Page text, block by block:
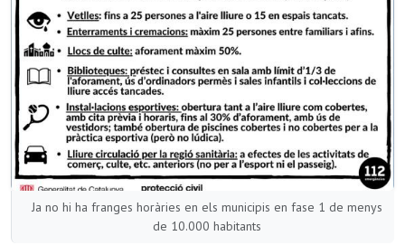
Ja no hi ha franges horàries en els municipis en fase 1 de menys
de 10.000 habitants